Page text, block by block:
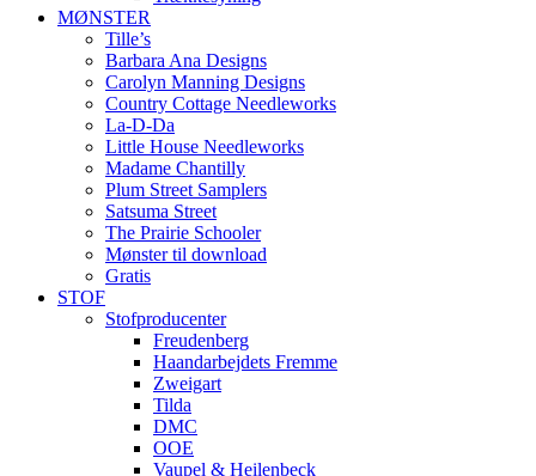
MØNSTER
Tille’s
Barbara Ana Designs
Carolyn Manning Designs
Country Cottage Needleworks
La-D-Da
Little House Needleworks
Madame Chantilly
Plum Street Samplers
Satsuma Street
The Prairie Schooler
Mønster til download
Gratis
STOF
Stofproducenter
Freudenberg
Haandarbejdets Fremme
Zweigart
Tilda
DMC
OOE
Vaupel & Heilenbeck